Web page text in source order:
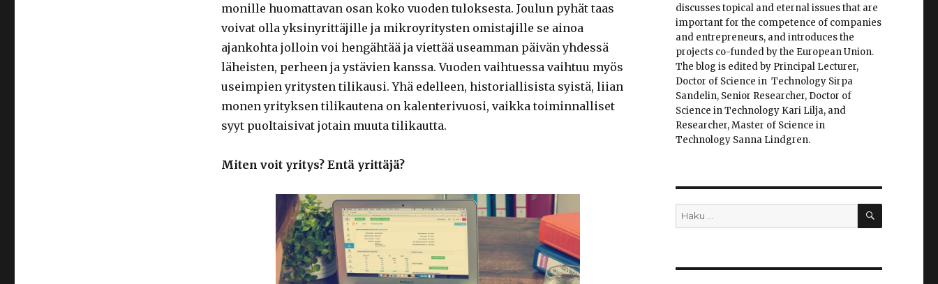
monille huomattavan osan koko vuoden tuloksesta. Joulun pyhät taas
voivat olla yksinyrittäjille ja mikroyritysten omistajille se ainoa
ajankohta jolloin voi hengähtää ja viettää useamman päivän yhdessä
läheisten, perheen ja ystävien kanssa. Vuoden vaihtuessa vaihtuu myös
useimpien yritysten tilikausi. Yhä edelleen, historiallisista syistä, liian
monen yrityksen tilikautena on kalenterivuosi, vaikka toiminnalliset
syyt puoltaisivat jotain muuta tilikautta.
Miten voit yritys? Entä yrittäjä?
discusses topical and eternal issues that are
important for the competence of companies
and entrepreneurs, and introduces the
projects co-funded by the European Union.
The blog is edited by Principal Lecturer,
Doctor of Science in Technology Sirpa
Sandelin, Senior Researcher, Doctor of
Science in Technology Kari Lilja, and
Researcher, Master of Science in
Technology Sanna Lindgren.
Etsi: HAKU